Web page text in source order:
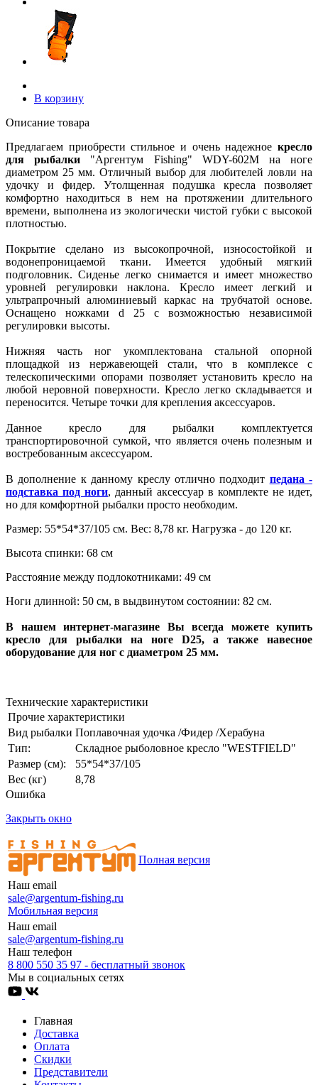
В корзину
Описание товара
Предлагаем приобрести стильное и очень надежное кресло
для рыбалки "Аргентум Fishing" WDY-602M на ноге
диаметром 25 мм. Отличный выбор для любителей ловли на
удочку и фидер. Утолщенная подушка кресла позволяет
комфортно находиться в нем на протяжении длительного
времени, выполнена из экологически чистой губки с высокой
плотностью.
Покрытие сделано из высокопрочной, износостойкой и
водонепроницаемой ткани. Имеется удобный мягкий
подголовник. Сиденье легко снимается и имеет множество
уровней регулировки наклона. Кресло имеет легкий и
ультрапрочный алюминиевый каркас на трубчатой основе.
Оснащено ножками d 25 с возможностью независимой
регулировки высоты.
Нижняя часть ног укомплектована стальной опорной
площадкой из нержавеющей стали, что в комплексе с
телескопическими опорами позволяет установить кресло на
любой неровной поверхности. Кресло легко складывается и
переносится. Четыре точки для крепления аксессуаров.
Данное кресло для рыбалки комплектуется
транспортировочной сумкой, что является очень полезным и
востребованным аксессуаром.
В дополнение к данному креслу отлично подходит педана -
подставка под ноги, данный аксессуар в комплекте не идет,
но для комфортной рыбалки просто необходим.
Размер: 55*54*37/105 см. Вес: 8,78 кг. Нагрузка - до 120 кг.
Высота спинки: 68 см
Расстояние между подлокотниками: 49 см
Ноги длинной: 50 см, в выдвинутом состоянии: 82 см.
В нашем интернет-магазине Вы всегда можете купить
кресло для рыбалки на ноге D25, а также навесное
оборудование для ног с диаметром 25 мм.
Технические характеристики
Прочие характеристики
Вид рыбалки Поплавочная удочка /Фидер /Херабуна
Тип:
Складное рыболовное кресло "WESTFIELD"
Размер (см):
55*54*37/105
Вес (кг)
8,78
Ошибка
Закрыть окно
Наш email
sale@argentum-fishing.ru
Мобильная версия
Полная версия
Наш email
sale@argentum-fishing.ru
Наш телефон
8 800 550 35 97 - бесплатный звонок
Мы в социальных сетях
Главная
Доставка
Оплата
Скидки
Представители